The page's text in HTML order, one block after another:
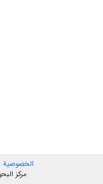
الخصوصية
مركز